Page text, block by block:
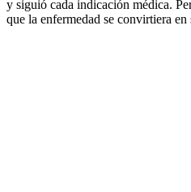
y siguió cada indicación médica.
que la enfermedad se convirtiera en